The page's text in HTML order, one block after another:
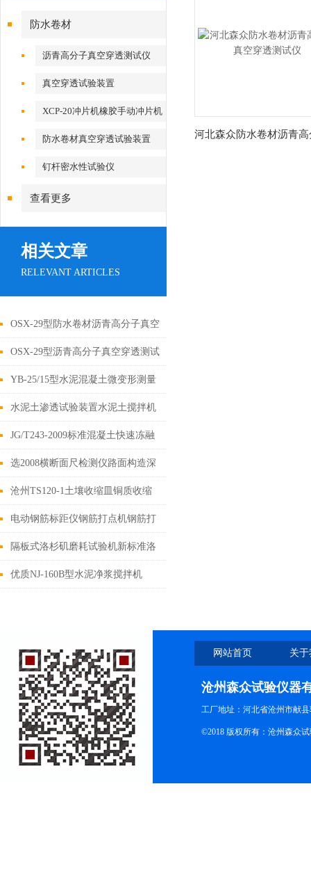
防水卷材
沥青高分子真空穿透测试仪
真空穿透试验装置
XCP-20冲片机橡胶手动冲片机
防水卷材真空穿透试验装置
钉杆密水性试验仪
查看更多
相关文章
RELEVANT ARTICLES
OSX-29型防水卷材沥青高分子真空
穿透测试仪厂家
OSX-29型沥青高分子真空穿透测试
仪试验方法步骤
YB-25/15型水泥混凝土微变形测量
仪试验方法厂家
水泥土渗透试验装置水泥土搅拌机
JG/T243-2009标准混凝土快速冻融
试验箱技术参数
选2008横断面尺检测仪路面构造深
度尺3.8米工作原理
沧州TS120-1土壤收缩皿铜质收缩
皿试验器
电动钢筋标距仪钢筋打点机钢筋打
印机使用与维修
隔板式洛杉矶磨耗试验机新标准洛
杉矶磨耗机
优质NJ-160B型水泥净浆搅拌机
河北森众防水卷材沥青
网站首页 关
沧州森众试验仪器
工厂地址：河北省沧州市献
©2018 版权所有：沧州森众